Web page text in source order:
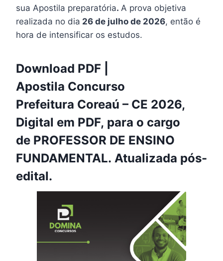
sua Apostila preparatória. A prova objetiva
realizada no dia 26 de julho de 2026, então é
hora de intensificar os estudos.
Download PDF |
Apostila Concurso
Prefeitura Coreaú – CE 2026,
Digital em PDF, para o cargo
de PROFESSOR DE ENSINO
FUNDAMENTAL. Atualizada pós-
edital.